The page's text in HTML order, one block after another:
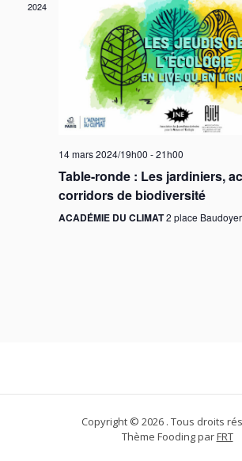
2024
14 mars 2024/19h00 -21h00
Table-ronde : Les jardiniers,
corridors de biodiversité
ACADÉMIE DU CLIMAT2 place
Copyright © 2026 . Tous droits
Thème Fooding parFRT